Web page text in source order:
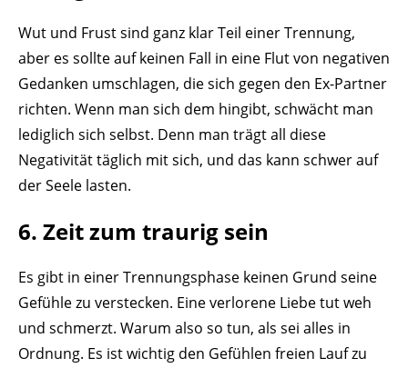
Wut und Frust sind ganz klar Teil einer Trennung,
aber es sollte auf keinen Fall in eine Flut von negativen
Gedanken umschlagen, die sich gegen den Ex-Partner
richten. Wenn man sich dem hingibt, schwächt man
lediglich sich selbst. Denn man trägt all diese
Negativität täglich mit sich, und das kann schwer auf
der Seele lasten.
6. Zeit zum traurig sein
Es gibt in einer Trennungsphase keinen Grund seine
Gefühle zu verstecken. Eine verlorene Liebe tut weh
und schmerzt. Warum also so tun, als sei alles in
Ordnung. Es ist wichtig den Gefühlen freien Lauf zu